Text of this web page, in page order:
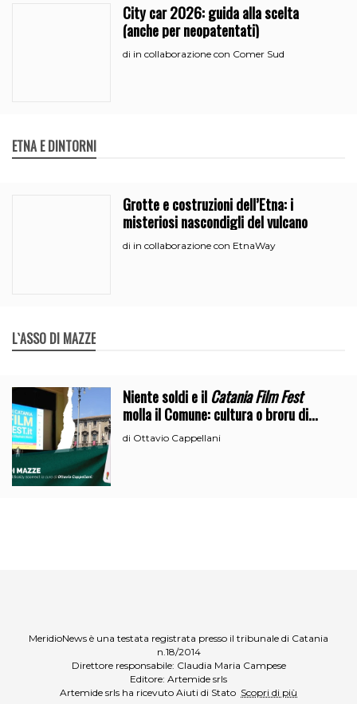
City car 2026: guida alla scelta
(anche per neopatentati)
di in collaborazione con Comer Sud
ETNA E DINTORNI
Grotte e costruzioni dell’Etna: i
misteriosi nascondigli del vulcano
di in collaborazione con EtnaWay
L`ASSO DI MAZZE
Niente soldi e ilCatania Film Fest
molla il Comune: cultura o broru di
ciciri?
di Ottavio Cappellani
MeridioNews è una testata registrata presso il tribunale di Catania
n.18/2014
Direttore responsabile: Claudia Maria Campese
Editore: Artemide srls
Artemide srls ha ricevuto Aiuti di Stato Scopri di più